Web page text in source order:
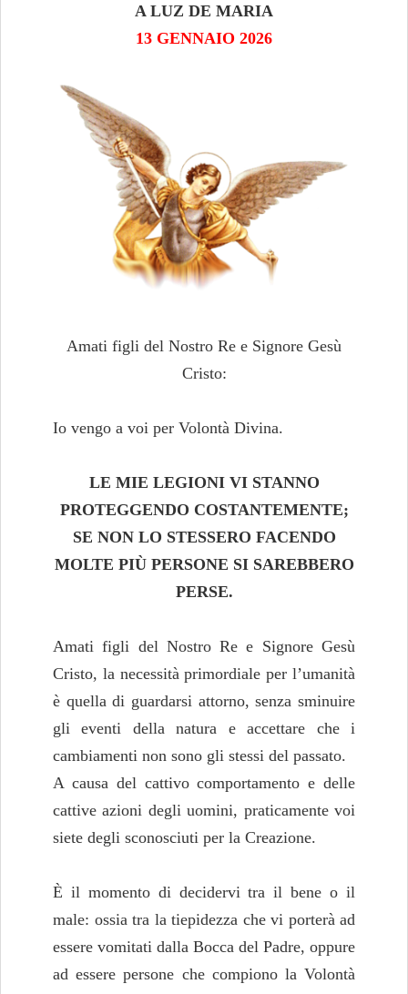
A LUZ DE MARIA
13 GENNAIO 2026
Amati figli del Nostro Re e Signore Gesù
Cristo:
Io vengo a voi per Volontà Divina.
LE MIE LEGIONI VI STANNO
PROTEGGENDO COSTANTEMENTE;
SE NON LO STESSERO FACENDO
MOLTE PIÙ PERSONE SI SAREBBERO
PERSE.
Amati figli del Nostro Re e Signore Gesù
Cristo, la necessità primordiale per l’umanità
è quella di guardarsi attorno, senza sminuire
gli eventi della natura e accettare che i
cambiamenti non sono gli stessi del passato.
A causa del cattivo comportamento e delle
cattive azioni degli uomini, praticamente voi
siete degli sconosciuti per la Creazione.
È il momento di decidervi tra il bene o il
male: ossia tra la tiepidezza che vi porterà ad
essere vomitati dalla Bocca del Padre, oppure
ad essere persone che compiono la Volontà